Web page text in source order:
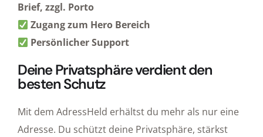
Brief, zzgl. Porto
Zugang zum Hero Bereich
Persönlicher Support
Deine Privatsphäre verdient den
besten Schutz
Mit dem AdressHeld erhältst du mehr als nur eine
Adresse. Du schützt deine Privatsphäre, stärkst